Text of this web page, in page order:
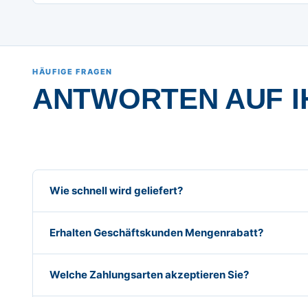
HÄUFIGE FRAGEN
ANTWORTEN AUF
Wie schnell wird geliefert?
Erhalten Geschäftskunden Mengenrabatt?
Welche Zahlungsarten akzeptieren Sie?